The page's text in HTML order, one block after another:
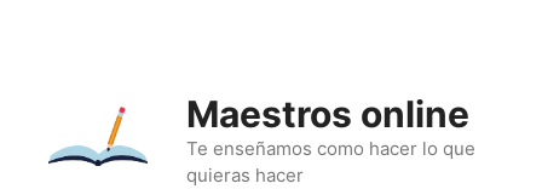
Maestros online
Te enseñamos como hacer lo que
quieras hacer